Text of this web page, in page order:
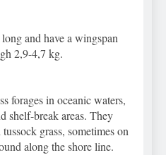
and have a wingspan
2,9-4,7 kg.
forages in oceanic waters,
shelf-break areas. They
grass, sometimes on
along the shore line.